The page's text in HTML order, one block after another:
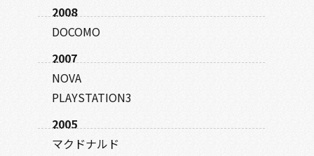
2008
DOCOMO
2007
NOVA
PLAYSTATION3
2005
マクドナルド